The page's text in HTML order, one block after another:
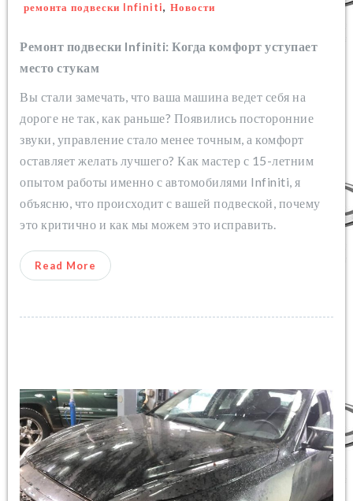
ремонта подвески Infiniti, Новости
Ремонт подвески Infiniti: Когда комфорт уступает
место стукам
Вы стали замечать, что ваша машина ведет себя на
дороге не так, как раньше? Появились посторонние
звуки, управление стало менее точным, а комфорт
оставляет желать лучшего? Как мастер с 15-летним
опытом работы именно с автомобилями Infiniti, я
объясню, что происходит с вашей подвеской, почему
это критично и как мы можем это исправить.
Read More